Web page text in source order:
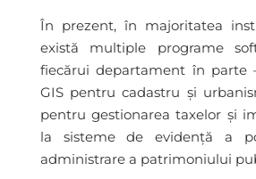
În prezent, în majoritatea
există multiple programe
fiecărui departament în parte
GIS pentru cadastru și
pentru gestionarea taxelor și
la sisteme de evidență a
administrare a patrimoniului